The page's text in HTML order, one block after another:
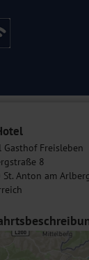
Gasthof Freisleben
8
St. Anton am